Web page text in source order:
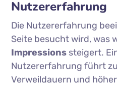
Nutzererfahrung
Die Nutzererfahrung
Seite besucht wird, was
Impressions steigert.
Nutzererfahrung führt
Verweildauern und